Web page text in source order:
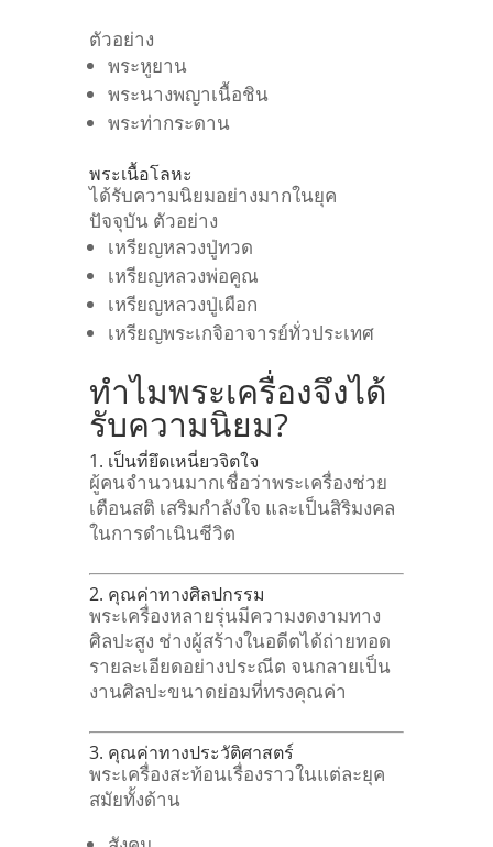
ตัวอย่าง
พระหูยาน
พระนางพญาเนื้อชิน
พระท่ากระดาน
พระเนื้อโลหะ
ได้รับความนิยมอย่างมากในยุค
ปัจจุบัน ตัวอย่าง
เหรียญหลวงปู่ทวด
เหรียญหลวงพ่อคูณ
เหรียญหลวงปู่เผือก
เหรียญพระเกจิอาจารย์ทั่วประเทศ
ทำไมพระเครื่องจึงได้
รับความนิยม?
1. เป็นที่ยึดเหนี่ยวจิตใจ
ผู้คนจำนวนมากเชื่อว่าพระเครื่องช่วย
เตือนสติ เสริมกำลังใจ และเป็นสิริมงคล
ในการดำเนินชีวิต
2. คุณค่าทางศิลปกรรม
พระเครื่องหลายรุ่นมีความงดงามทาง
ศิลปะสูง ช่างผู้สร้างในอดีตได้ถ่ายทอด
รายละเอียดอย่างประณีต จนกลายเป็น
งานศิลปะขนาดย่อมที่ทรงคุณค่า
3. คุณค่าทางประวัติศาสตร์
พระเครื่องสะท้อนเรื่องราวในแต่ละยุค
สมัยทั้งด้าน